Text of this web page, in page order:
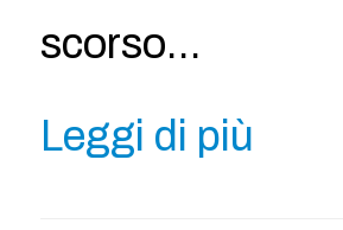
scorso…
Leggi di più